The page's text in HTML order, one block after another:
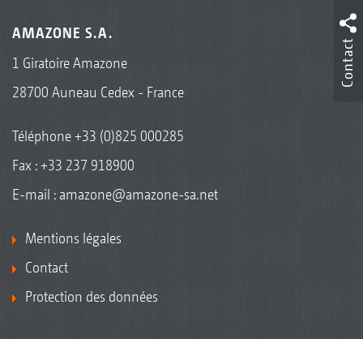
AMAZONE S.A.
1 Giratoire Amazone
28700 Auneau Cedex - France
Téléphone+33 (0)825 000285
Fax : +33 237 918900
E-mail : amazone@amazone-sa.net
Mentions légales
Contact
Protection des données
Contact